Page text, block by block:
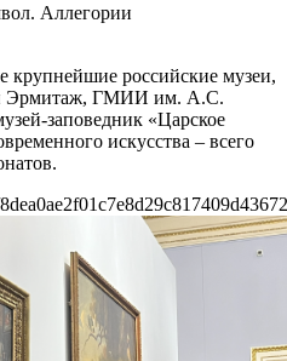
Аллегории
крупнейшие российские музеи,
Эрмитаж, ГМИИ им. А.С.
заповедник «Царское
искусства – всего